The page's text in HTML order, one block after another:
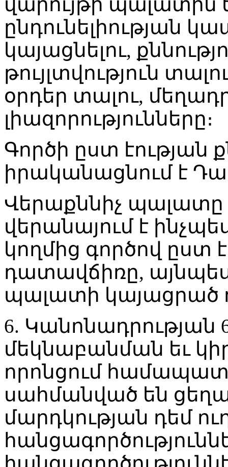
ընդունելիության
կայացնելու,
թույլտվություն
օրդեր տալու,
լիազորությունները։
Գործի ըստ էության
իրականացնում է
Վերաքննիչ պալատը
վերանայում է
կողմից գործով ըստ
դատավճիռը,
պալատի կայացրած
6. Կանոնադրության
մեկնաբանման եւ
որոնցում
սահմանված են
մարդկության դեմ